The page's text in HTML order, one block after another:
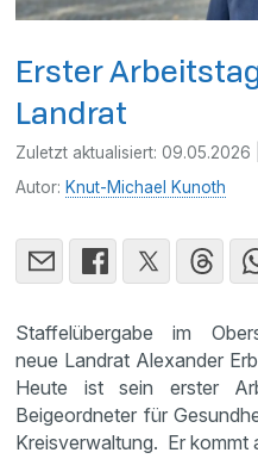
Erster
Landrat
Zuletzt aktualisiert:09.05.2026
Autor: Knut-Michael Kunoth
Staffelübergabe im
neue Landrat Alexander
Heute ist sein erster
Beigeordneter für
Kreisverwaltung. Er kommt